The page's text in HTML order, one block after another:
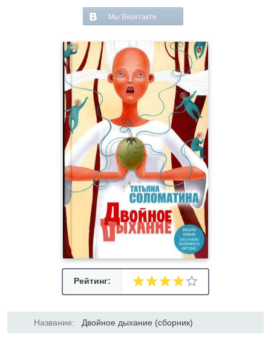
Мы Вконтакте
Рейтинг:
Название: Двойное дыхание (сборник)